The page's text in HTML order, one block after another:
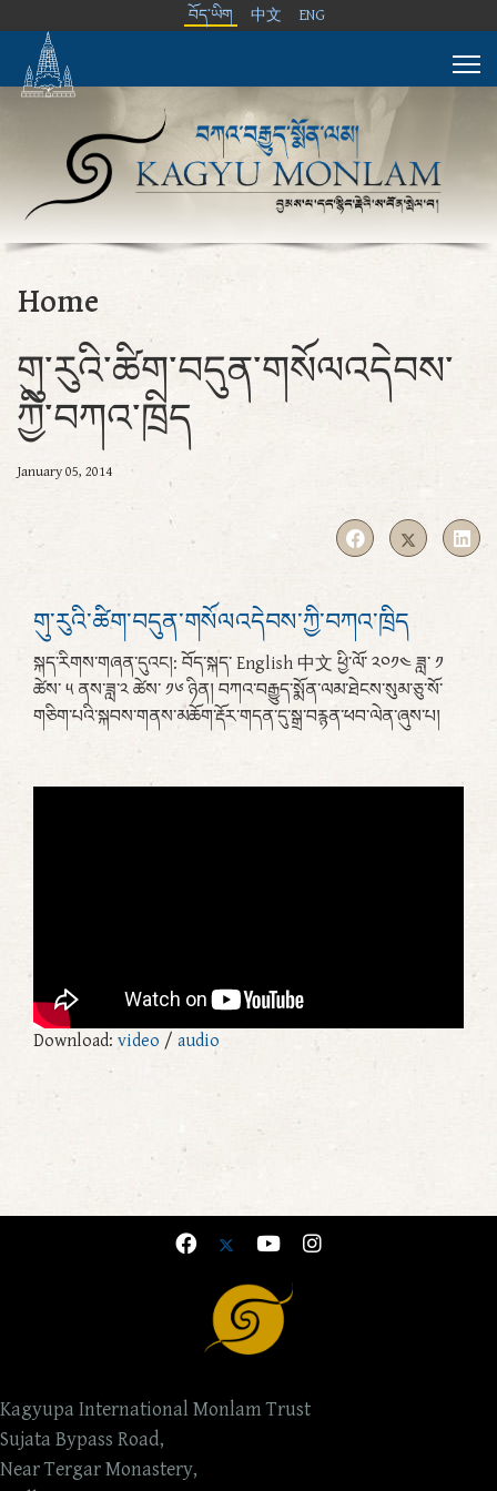
བོད་ཡིག 中文 ENG
Home
གུ་རུའི་ཚིག་བདུན་གསོལའདེབས་
ཀྱི་བཀའ་ཁྲིད
January 05, 2014
གུ་རུའི་ཚིག་བདུན་གསོལའདེབས་ཀྱི་བཀའ་ཁྲིད
སྐད་རིགས་གཞན་དུའང།: བོད་སྐད་ English 中文 ཕྱི་ལོ་ ༢༠༡༤ ཟླ་ ༡
ཚེས་ ༥ ནས་ཟླ་༢ ཚེས་ ༡༦ ཉིན། བཀའ་བརྒྱུད་སྨོན་ལམ་ཐེངས་སུམ་ཅུ་སོ་
གཅིག་པའི་སྐབས་གནས་མཆོག་རྡོར་གདན་དུ་སྒྲ་བརྙན་ཕབ་ལེན་ཞུས་པ།
Download: video / audio
Kagyupa International Monlam Trust
Sujata Bypass Road,
Near Tergar Monastery,